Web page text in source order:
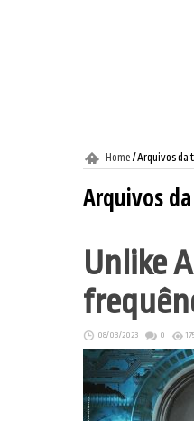
Home /Arquivos da
Arquivos
Unlike
08/03/2023 0